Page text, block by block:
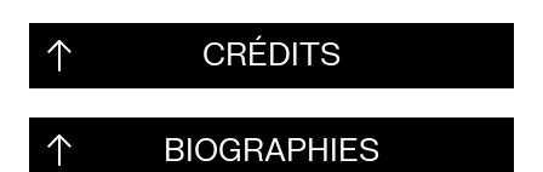
CRÉDITS
BIOGRAPHIES